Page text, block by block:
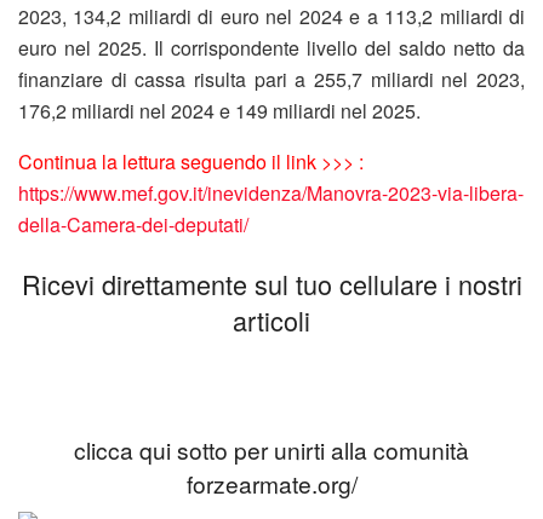
2023, 134,2 miliardi di euro nel 2024 e a 113,2 miliardi di
euro nel 2025. Il corrispondente livello del saldo netto da
finanziare di cassa risulta pari a 255,7 miliardi nel 2023,
176,2 miliardi nel 2024 e 149 miliardi nel 2025.
Continua la lettura seguendo il link >>> :
https://www.mef.gov.it/inevidenza/Manovra-2023-via-libera-
della-Camera-dei-deputati/
Ricevi direttamente sul tuo cellulare i nostri
articoli
clicca qui sotto per unirti alla comunità
forzearmate.org/